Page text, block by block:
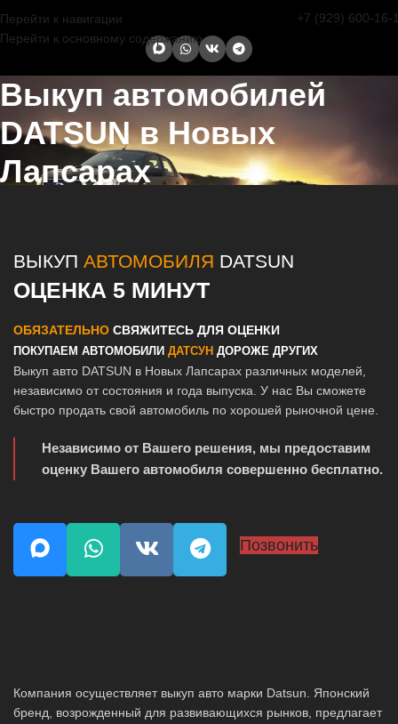
Перейти к навигации
Перейти к основному содержанию
+7 (929) 600-16-
Выкуп автомобилей
DATSUN в Новых
Лапсарах
ВЫКУП АВТОМОБИЛЯ DATSUN
ОЦЕНКА 5 МИНУТ
ОБЯЗАТЕЛЬНО СВЯЖИТЕСЬ ДЛЯ ОЦЕНКИ
ПОКУПАЕМ АВТОМОБИЛИ ДАТСУН ДОРОЖЕ ДРУГИХ
Выкуп авто DATSUN в Новых Лапсарах различных моделей,
независимо от состояния и года выпуска. У нас Вы сможете
быстро продать свой автомобиль по хорошей рыночной цене.
Независимо от Вашего решения, мы предоставим
оценку Вашего автомобиля совершенно бесплатно.
Позвонить
Компания осуществляет выкуп авто марки Datsun. Японский
бренд, возрожденный для развивающихся рынков, предлагает